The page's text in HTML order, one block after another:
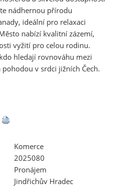
nádhernou přírodu
ideální pro relaxaci
nabízí kvalitní zázemí,
vyžití pro celou rodinu.
hledají rovnováhu mezi
v srdci jižních Čech.
Komerce
2025080
Pronájem
Jindřichův Hradec